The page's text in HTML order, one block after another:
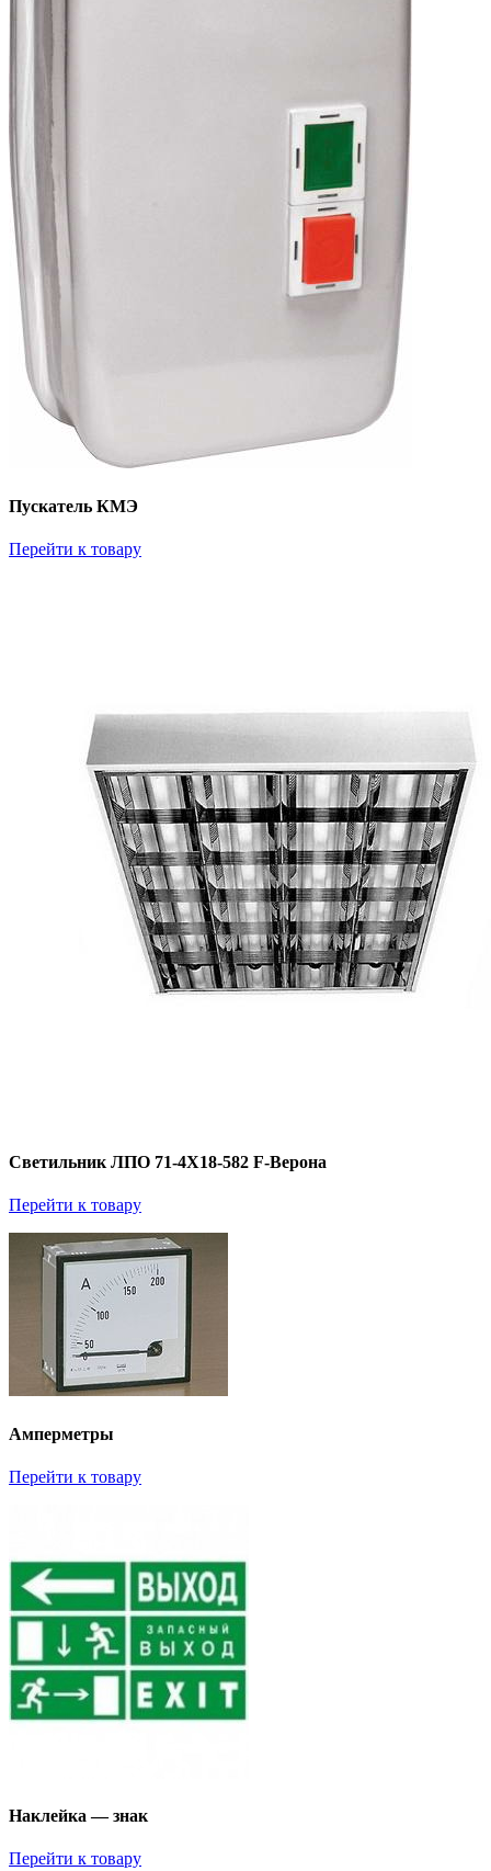
Пускатель КМЭ
Перейти к товару
Светильник ЛПО 71-4Х18-582 F-Верона
Перейти к товару
Амперметры
Перейти к товару
Наклейка — знак
Перейти к товару